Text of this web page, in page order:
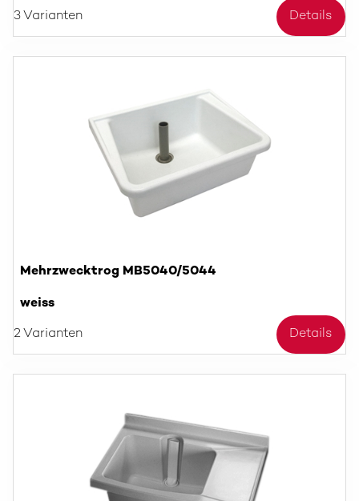
3 Varianten Details
Mehrzwecktrog MB5040/5044
weiss
2 Varianten Details